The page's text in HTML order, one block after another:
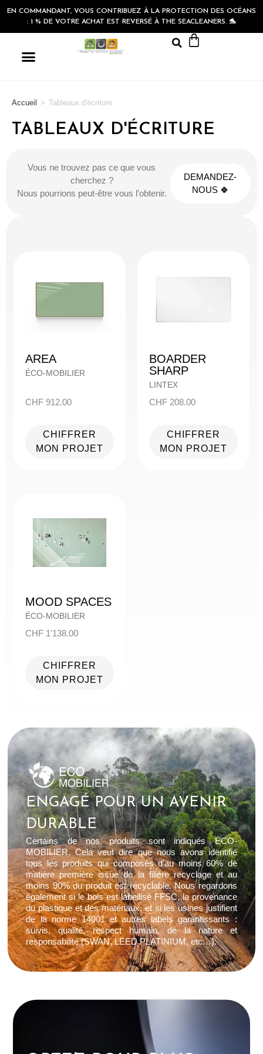
EN COMMANDANT, VOUS CONTRIBUEZ À LA PROTECTION DES OCÉANS
: 1 % DE VOTRE ACHAT EST REVERSÉ À THE SEACLEANERS. 🐬
Accueil > Tableaux d'écriture
TABLEAUX D'ÉCRITURE
Vous ne trouvez pas ce que vous
cherchez ?
Nous pourrions peut-être vous l’obtenir.
DEMANDEZ-
NOUS 🍀
AREA
ÉCO-MOBILIER
CHF912.00
CHIFFRER
MON PROJET
BOARDER
SHARP
LINTEX
CHF 208.00
CHIFFRER
MON PROJET
MOOD SPACES
ÉCO-MOBILIER
CHF1'138.00
CHIFFRER
MON PROJET
ENGAGÉ POUR UN AVENIR
DURABLE
Certains de nos produits sont indiqués ÉCO-
MOBILIER. Cela veut dire que nous avons identifié
tous les produits qui composés d’au moins 60% de
matière première issue de la filière recyclage et au
moins 90% du produit est recyclable. Nous regardons
également si le bois est labellisé FFSC, la provenance
du plastique et des matériaux, et si les usines justifient
de la norme 14001 et autres labels garantissants :
suivis, qualité, respect humain, de la nature et
responsabilité (SWAN, LEED PLATINIUM, etc…).